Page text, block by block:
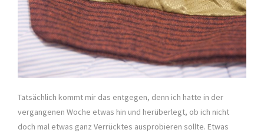
Tatsächlich kommt mir das entgegen, denn ich hatte in der
vergangenen Woche etwas hin und herüberlegt, ob ich nicht
doch mal etwas ganz Verrücktes ausprobieren sollte. Etwas